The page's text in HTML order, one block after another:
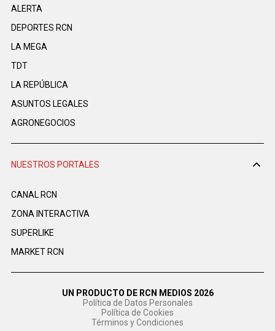
ALERTA
DEPORTES RCN
LA MEGA
TDT
LA REPÚBLICA
ASUNTOS LEGALES
AGRONEGOCIOS
NUESTROS PORTALES
CANAL RCN
ZONA INTERACTIVA
SUPERLIKE
MARKET RCN
UN PRODUCTO DE RCN MEDIOS 2026
Política de Datos Personales
Política de Cookies
Términos y Condiciones